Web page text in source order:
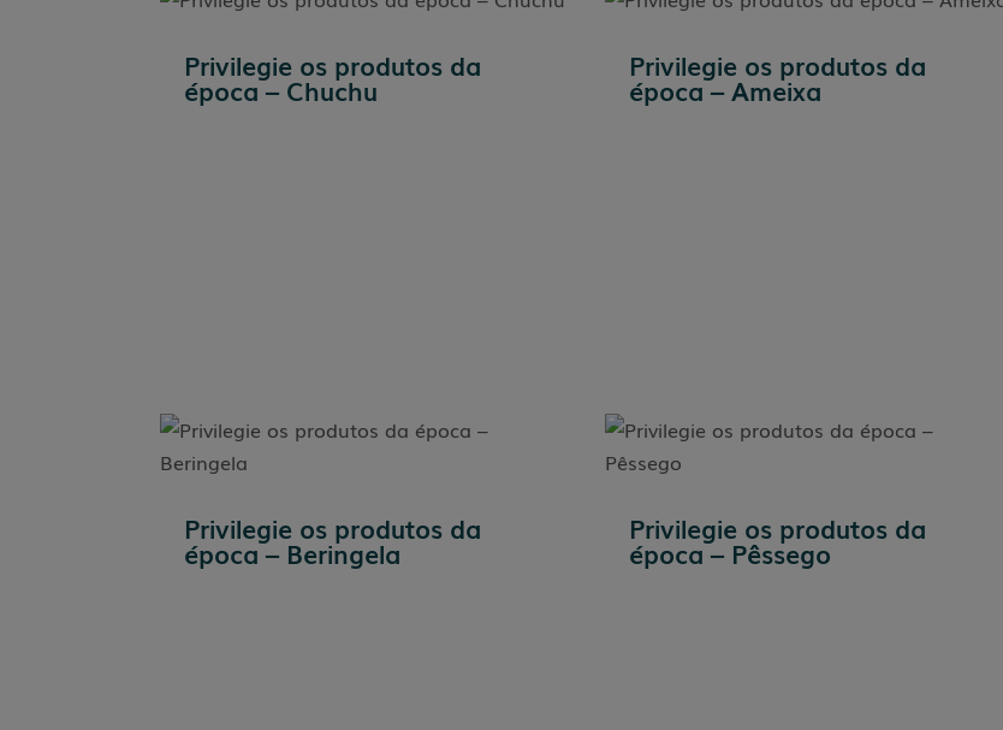
Privilegie os produtos da
época – Chuchu
Privilegie os produtos da
época – Beringela
Privilegie os produtos da
época – Ameixa
Privilegie os produtos da
época – Pêssego